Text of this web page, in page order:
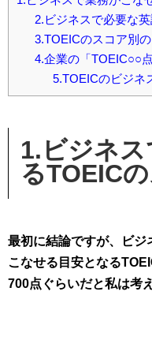
2.ビジネスで必要な
3.TOEICのスコア別
4.企業の「TOEIC○○
5.TOEICのビジネ
1.ビジネ
るTOEIC
最初に結論ですが、ビジ
こなせる目安となる
700点ぐらいだと私は考